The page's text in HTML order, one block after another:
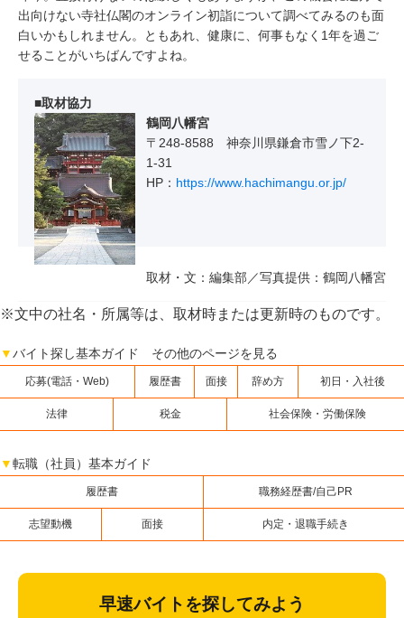
出向けない寺社仏閣のオンライン初詣について調べてみるのも面
白いかもしれません。ともあれ、健康に、何事もなく1年を過ご
せることがいちばんですよね。
■取材協力
鶴岡八幡宮
〒248-8588 神奈川県鎌倉市雪ノ下2-
1-31
HP： https://www.hachimangu.or.jp/
取材・文：編集部／写真提供：鶴岡八幡宮
※文中の社名・所属等は、取材時または更新時のものです。
▼バイト探し基本ガイド その他のページを見る
応募(電話・Web) 履歴書 面接 辞め方 初日・入社後
法律 税金 社会保険・労働保険
▼転職（社員）基本ガイド
履歴書 職務経歴書/自己PR
志望動機 面接 内定・退職手続き
早速バイトを探してみよう